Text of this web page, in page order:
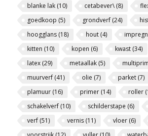
blanke lak (10) cetabever\(8)
goedkoop (5) grondverf (24)
hoogglans (18) hout (4)
kitten (10) kopen (6) kwast (34)
latex (29) metaallak (5)
muurverf (41) olie (7) parket (7)
plamuur (16) primer (14) roller
schakelverf (10) schilderstape (6)
verf (51) vernis (11) vloer (6)